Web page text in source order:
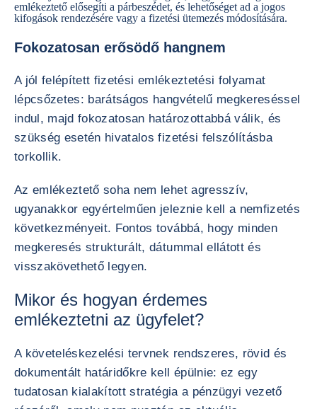
emlékeztető elősegíti a párbeszédet, és lehetőséget ad a jogos
kifogások rendezésére vagy a fizetési ütemezés módosítására.
Fokozatosan erősödő hangnem
A jól felépített fizetési emlékeztetési folyamat
lépcsőzetes: barátságos hangvételű megkereséssel
indul, majd fokozatosan határozottabbá válik, és
szükség esetén hivatalos fizetési felszólításba
torkollik.
Az emlékeztető soha nem lehet agresszív,
ugyanakkor egyértelműen jeleznie kell a nemfizetés
következményeit. Fontos továbbá, hogy minden
megkeresés strukturált, dátummal ellátott és
visszakövethető legyen.
Mikor és hogyan érdemes
emlékeztetni az ügyfelet?
A követeléskezelési tervnek rendszeres, rövid és
dokumentált határidőkre kell épülnie: ez egy
tudatosan kialakított stratégia a pénzügyi vezető